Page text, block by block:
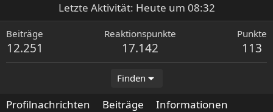
Letzte Aktivität Heute um 08:32
Beiträge
12.251
Reaktionspunkte
17.142
Punkte
113
Finden
Profilnachrichten Beiträge Informationen